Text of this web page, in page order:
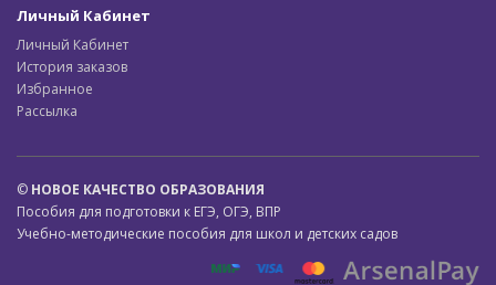
Личный Кабинет
Личный Кабинет
История заказов
Избранное
Рассылка
© НОВОЕ КАЧЕСТВО ОБРАЗОВАНИЯ
Пособия для подготовки к ЕГЭ, ОГЭ, ВПР
Учебно-методические пособия для школ и детских садов